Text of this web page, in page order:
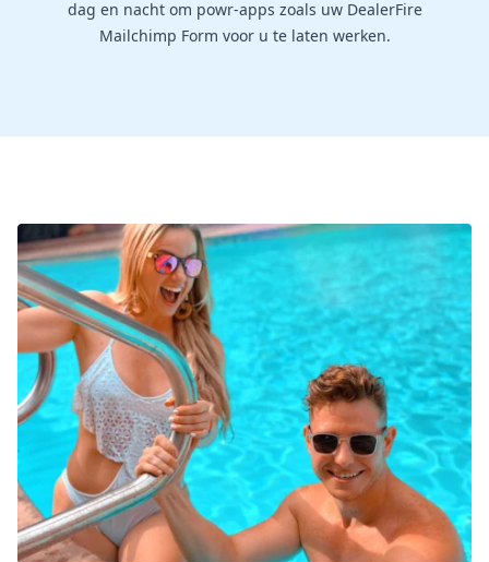
dag en nacht om powr-apps zoals uw DealerFire
Mailchimp Form voor u te laten werken.